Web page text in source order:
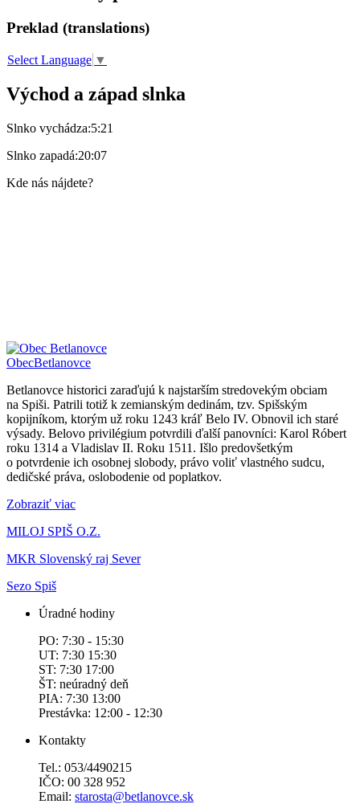
Preklad (translations)
Select Language ▼
Východ a západ slnka
Slnko vychádza:5:21
Slnko zapadá:20:07
Kde nás nájdete?
ObecBetlanovce
Betlanovce historici zaraďujú k najstarším stredovekým obciam
na Spiši. Patrili totiž k zemianským dedinám, tzv. Spišským
kopijníkom, ktorým už roku 1243 kráľ Belo IV. Obnovil ich staré
výsady. Belovo privilégium potvrdili ďalší panovníci: Karol Róbert
roku 1314 a Vladislav II. Roku 1511. Išlo predovšetkým
o potvrdenie ich osobnej slobody, právo voliť vlastného sudcu,
dedičské práva, oslobodenie od poplatkov.
Zobraziť viac
MILOJ SPIŠ O.Z.
MKR Slovenský raj Sever
Sezo Spiš
Úradné hodiny
PO: 7:30 - 15:30
UT: 7:30 15:30
ST: 7:30 17:00
ŠT: neúradný deň
PIA: 7:30 13:00
Prestávka: 12:00 - 12:30
Kontakty
Tel.: 053/4490215
IČO: 00 328 952
Email: starosta@betlanovce.sk